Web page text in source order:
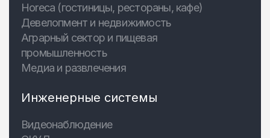
Horeca (гостиницы, рестораны, кафе)
Девелопмент и недвижимость
Аграрный сектор и пищевая
промышленность
Медиа и развлечения
Инженерные системы
Видеонаблюдение